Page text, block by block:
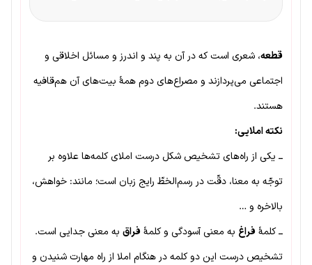
قطعه، شعری است که در آن به پند و اندرز و مسائل اخلاقی و
اجتماعی می‌پردازند و مصراع‌های دوم همهٔ بیت‌های آن هم‌قافیه
هستند.
نکته املایی:
ــ یکی از راه‌های تشخیص شکل درست املای کلمه‌ها علاوه بر
توجّه به معنا، دقّت در رسم‌الخطّ رایج زبان است؛ مانند: خواهش،
بالاخره و …
ــ کلمهٔ فراغ به معنی آسودگی و کلمهٔ فراق به معنی جدایی است.
تشخیص درست این دو کلمه در هنگام املا از راه مهارت شنیدن و